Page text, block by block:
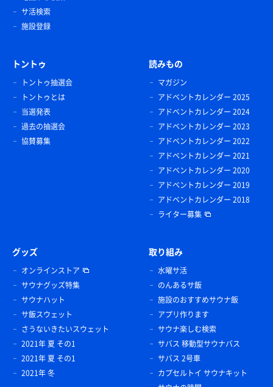
サ活検索
施設登録
トントゥ
トントゥ抽選会
トントゥとは
当選発表
過去の抽選会
協賛募集
読みもの
マガジン
アドベントカレンダー 2025
アドベントカレンダー 2024
アドベントカレンダー 2023
アドベントカレンダー 2022
アドベントカレンダー 2021
アドベントカレンダー 2020
アドベントカレンダー 2019
アドベントカレンダー 2018
ライター募集
グッズ
オンラインストア
サウナグッズ特集
サウナハット
サ飯スウェット
さうないきたいスウェット
2021年 夏 その1
2021年 夏 その1
2021年 冬
取り組み
水曜サ活
のんあるサ飯
施設のおすすめサウナ飯
アプリ作ります
サウナ楽しむ検索
サバス 移動型サウナバス
サバス 2号車
カプセルトイ サウナキット